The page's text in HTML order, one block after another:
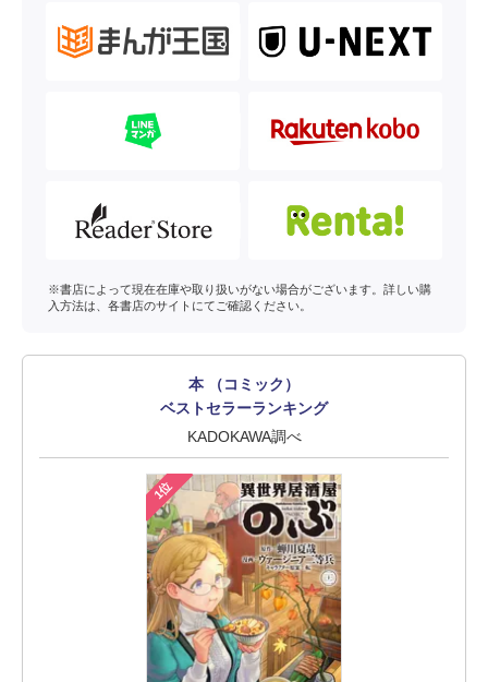
※書店によって現在在庫や取り扱いがない場合がございます。詳しい購
入方法は、各書店のサイトにてご確認ください。
本 （コミック）
ベストセラーランキング
KADOKAWA調べ
1位